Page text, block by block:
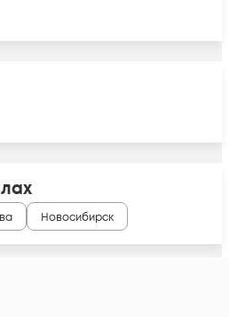
Новосибирск